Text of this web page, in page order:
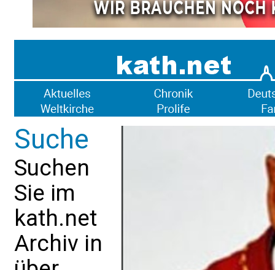
Suche
Suchen
Sie im
kath.net
Archiv in